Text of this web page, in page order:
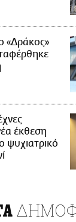
«Δράκος»
έκθεση
ψυχιατρικό